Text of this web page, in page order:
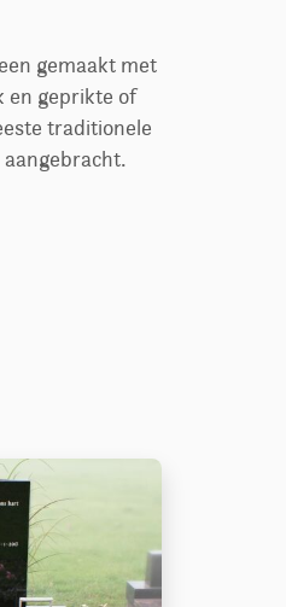
gemaakt met
en geprikte of
traditionele